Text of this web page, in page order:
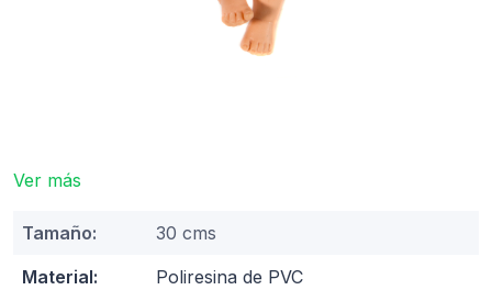
Ver más
Tamaño:
30 cms
Material:
Poliresina de PVC